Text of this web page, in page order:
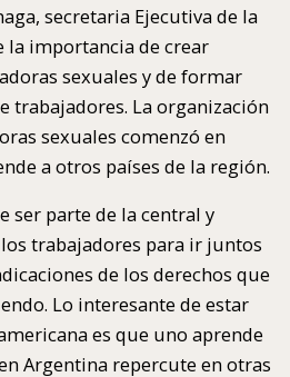
secretaria Ejecutiva de la
la importancia de crear
sexuales y de formar
trabajadores. La organización
sexuales comenzó en
a otros países de la región.
ser parte de la central y
trabajadores para ir juntos
de los derechos que
Lo interesante de estar
es que uno aprende
Argentina repercute en otras